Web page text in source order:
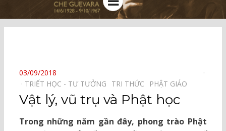
Menu
POSTED
ON
03/09/2018
TRIẾT HỌC - TƯ TƯỞNG⠀ TRI THỨC⠀ PHẬT GIÁO⠀
Vật lý, vũ trụ và Phật học
Trong những năm gần đây, phong trào Phật